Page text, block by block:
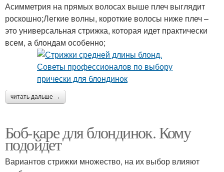
Асимметрия на прямых волосах выше плеч выглядит
роскошно;Легкие волны, короткие волосы ниже плеч –
это универсальная стрижка, которая идет практически
всем, а блондам особенно;
читать дальше →
Боб-каре для блондинок. Кому
подойдет
Вариантов стрижки множество, на их выбор влияют